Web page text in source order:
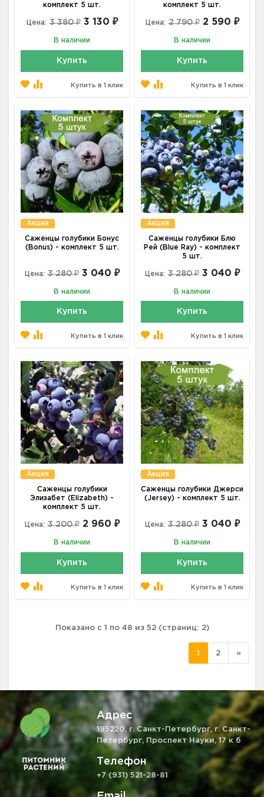
комплект 5 шт.
Цена: 3 380 ₽ 3 130 ₽
В наличии
Купить
Купить в 1 клик
комплект 5 шт.
Цена: 2 790 ₽ 2 590 ₽
В наличии
Купить
Купить в 1 клик
Акция
Саженцы голубики Бонус
(Bonus) - комплект 5 шт.
Цена: 3 280 ₽ 3 040 ₽
В наличии
Купить
Купить в 1 клик
Акция
Саженцы голубики Блю
Рей (Blue Ray) - комплект
5 шт.
Цена: 3 280 ₽ 3 040 ₽
В наличии
Купить
Купить в 1 клик
Акция
Саженцы голубики
Элизабет (Elizabeth) -
комплект 5 шт.
Цена: 3 200 ₽ 2 960 ₽
В наличии
Купить
Купить в 1 клик
Акция
Саженцы голубики Джерси
(Jersey) - комплект 5 шт.
Цена: 3 280 ₽ 3 040 ₽
В наличии
Купить
Купить в 1 клик
Показано с 1 по 48 из 52 (страниц: 2)
1 2 »
Адрес
195220, г. Санкт-Петербург, г. Санкт-
Петербург, Проспект Науки, 17 к б
Телефон
+7 (931) 521-28-81